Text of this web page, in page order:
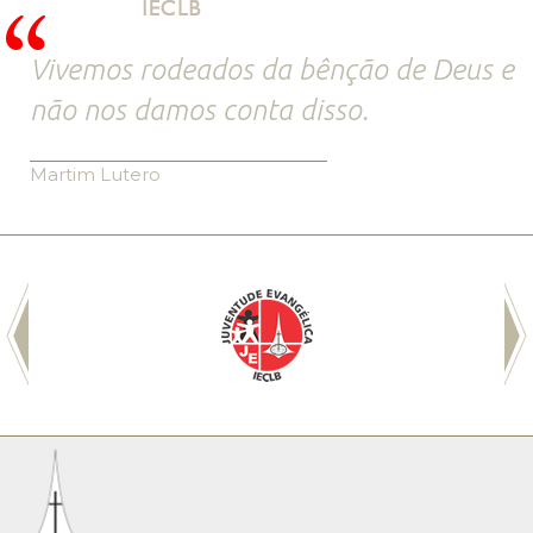
Vivemos rodeados da bênção de Deus e
não nos damos conta disso.
Martim Lutero